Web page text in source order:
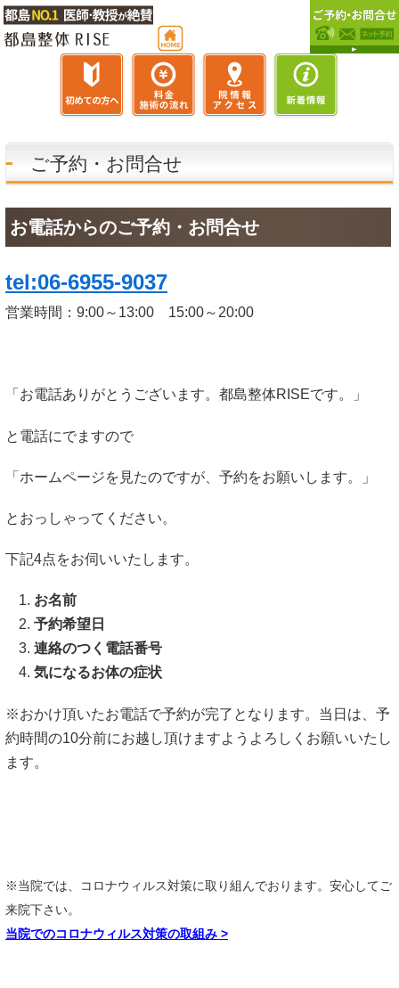
ご予約・お問合せ
お電話からのご予約・お問合せ
tel:06-6955-9037
営業時間：9:00～13:00 15:00～20:00
「お電話ありがとうございます。都島整体RISEです。」
と電話にでますので
「ホームページを見たのですが、予約をお願いします。」
とおっしゃってください。
下記4点をお伺いいたします。
お名前
予約希望日
連絡のつく電話番号
気になるお体の症状
※おかけ頂いたお電話で予約が完了となります。当日は、予
約時間の10分前にお越し頂けますようよろしくお願いいたし
ます。
※当院では、コロナウィルス対策に取り組んでおります。安心してご
来院下さい。
当院でのコロナウィルス対策の取組み >